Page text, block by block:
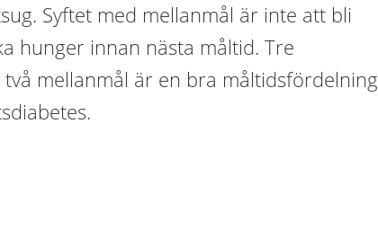
Syftet med mellanmål är inte att bli
hunger innan nästa måltid. Tre
mellanmål är en bra måltidsfördelning